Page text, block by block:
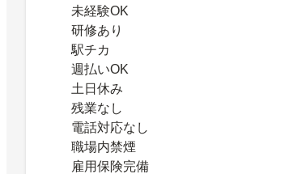
未経験OK
研修あり
駅チカ
週払いOK
土日休み
残業なし
電話対応なし
職場内禁煙
雇用保険完備